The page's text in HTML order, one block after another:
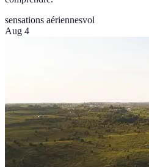
sensations aériennesvol
Aug 4